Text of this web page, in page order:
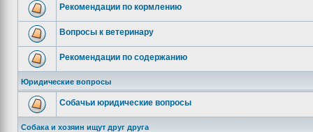
Рекомендации по кормлению
Вопросы к ветеринару
Рекомендации по содержанию
Юридические вопросы
Собачьи юридические вопросы
Собака и хозяин ищут друг друга